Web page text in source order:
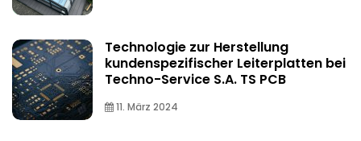
Technologie zur Herstellung
kundenspezifischer Leiterplatten bei
Techno-Service S.A. TS PCB
11. März 2024